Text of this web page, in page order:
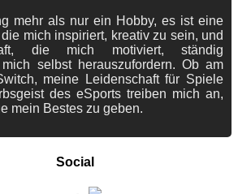
mehr als nur ein Hobby, es ist eine
mich inspiriert, kreativ zu sein, und
die mich motiviert, ständig
selbst herauszufordern. Ob am
meine Leidenschaft für Spiele
des eSports treiben mich an,
mein Bestes zu geben.
Social